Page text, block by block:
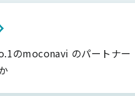
のmoconavi のパートナー